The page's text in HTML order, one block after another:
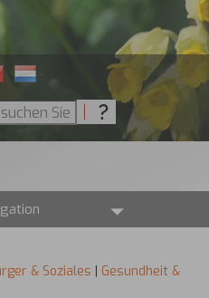
& Soziales | Gesundheit &